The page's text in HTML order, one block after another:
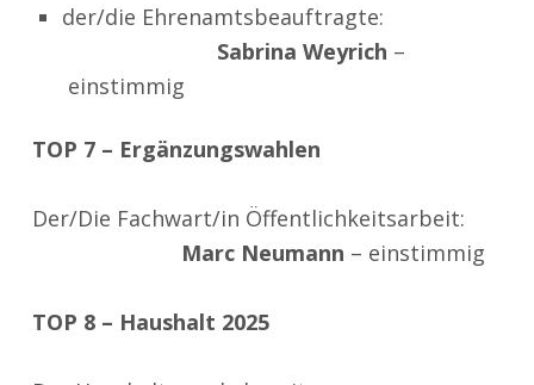
der/die Ehrenamtsbeauftragte:
Sabrina Weyrich –
einstimmig
TOP 7 – Ergänzungswahlen
Der/Die Fachwart/in Öffentlichkeitsarbeit:
Marc Neumann – einstimmig
TOP 8 – Haushalt 2025